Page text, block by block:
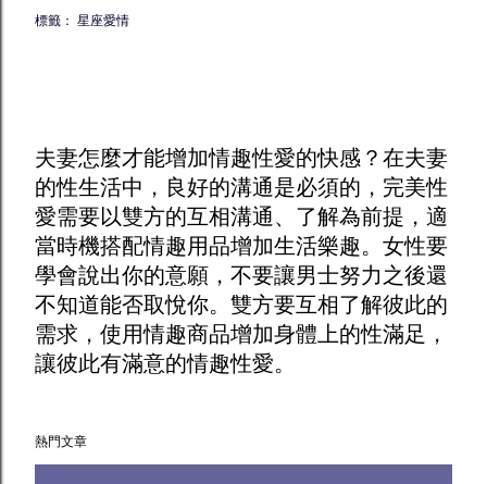
標籤： 星座愛情
夫妻怎麼才能增加情趣性愛的快感？在夫妻
的性生活中，良好的溝通是必須的，完美性
愛需要以雙方的互相溝通、了解為前提，適
當時機搭配情趣用品增加生活樂趣。女性要
學會說出你的意願，不要讓男士努力之後還
不知道能否取悅你。雙方要互相了解彼此的
需求，使用情趣商品增加身體上的性滿足，
讓彼此有滿意的情趣性愛。
熱門文章